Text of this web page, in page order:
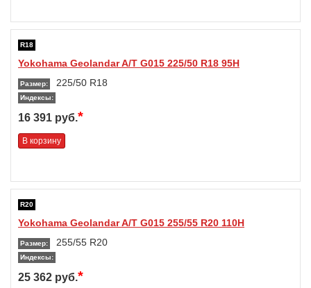
R18
Yokohama Geolandar A/T G015 225/50 R18 95H
Размер: 225/50 R18
Индексы:
16 391 руб.*
В корзину
R20
Yokohama Geolandar A/T G015 255/55 R20 110H
Размер: 255/55 R20
Индексы:
25 362 руб.*